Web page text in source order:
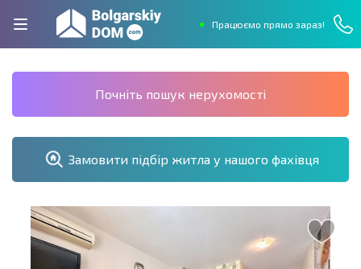
Працюємо прямо зараз!
Почніть пошук нерухомості
Замовити підбір житла у нашого фахівця